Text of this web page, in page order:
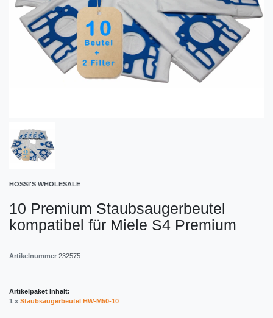
HOSSI'S WHOLESALE
10 Premium Staubsaugerbeutel
kompatibel für Miele S4 Premium
Artikelnummer 232575
Artikelpaket Inhalt:
1 x Staubsaugerbeutel HW-M50-10